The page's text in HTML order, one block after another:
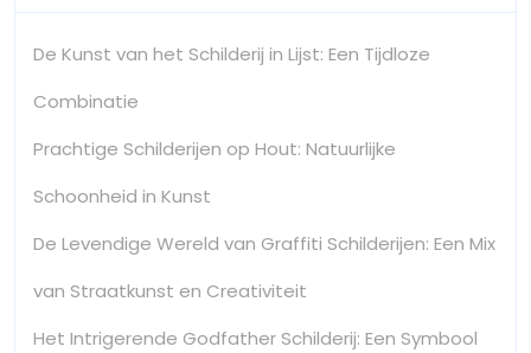
De Kunst van het Schilderij in Lijst: Een Tijdloze
Combinatie
Prachtige Schilderijen op Hout: Natuurlijke
Schoonheid in Kunst
De Levendige Wereld van Graffiti Schilderijen: Een Mix
van Straatkunst en Creativiteit
Het Intrigerende Godfather Schilderij: Een Symbool